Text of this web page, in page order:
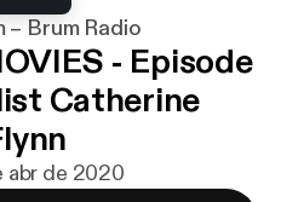
– Brum Radio
- Episode
Catherine
abr de 2020